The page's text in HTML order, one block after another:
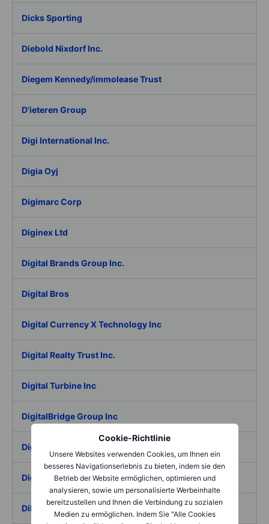
Cookie-Richtlinie
Unsere Websites verwenden Cookies, um Ihnen ein
besseres Navigationserlebnis zu bieten, indem sie den
Betrieb der Website ermöglichen, optimieren und
analysieren, sowie um personalisierte Werbeinhalte
bereitzustellen und Ihnen die Verbindung zu sozialen
Medien zu ermöglichen. Indem Sie "Alle Cookies
Dicks Sporting
Diebold Nixdorf Inc.
Diegem Kennedy/immolease Trust
D'ieteren Group
Digi International Inc.
Digia Oyj
Digimarc Corp
Diginex Ltd
Digital Brands Group Inc.
Digital Bros
Digital Currency X Technology Inc
Digital Realty Trust Inc.
Digital Turbine Inc
DigitalBridge Group Inc
Digitalist Group Oyj
DigitalOcean Holdings Inc.
Dillards Inc CL A